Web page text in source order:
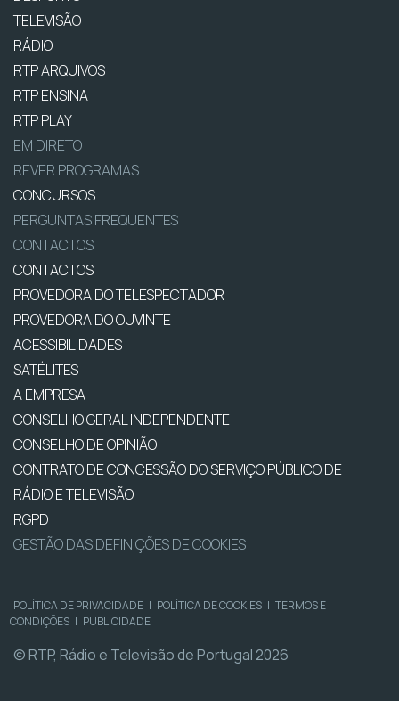
TELEVISÃO
RÁDIO
RTP ARQUIVOS
RTP ENSINA
RTP PLAY
EM DIRETO
REVER PROGRAMAS
CONCURSOS
PERGUNTAS FREQUENTES
CONTACTOS
CONTACTOS
PROVEDORA DO TELESPECTADOR
PROVEDORA DO OUVINTE
ACESSIBILIDADES
SATÉLITES
A EMPRESA
CONSELHO GERAL INDEPENDENTE
CONSELHO DE OPINIÃO
CONTRATO DE CONCESSÃO DO SERVIÇO PÚBLICO DE
RÁDIO E TELEVISÃO
RGPD
GESTÃO DAS DEFINIÇÕES DE COOKIES
POLÍTICA DE PRIVACIDADE | POLÍTICA DE COOKIES | TERMOS E
CONDIÇÕES | PUBLICIDADE
© RTP, Rádio e Televisão de Portugal 2026